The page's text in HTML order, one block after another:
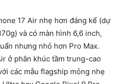
17 Air nhẹ hơn đáng kể (dự
và có màn hình 6,6 inch,
nhưng nhỏ hơn Pro Max.
ở phân khúc tầm trung-cao
các mẫu flagship mỏng nhẹ